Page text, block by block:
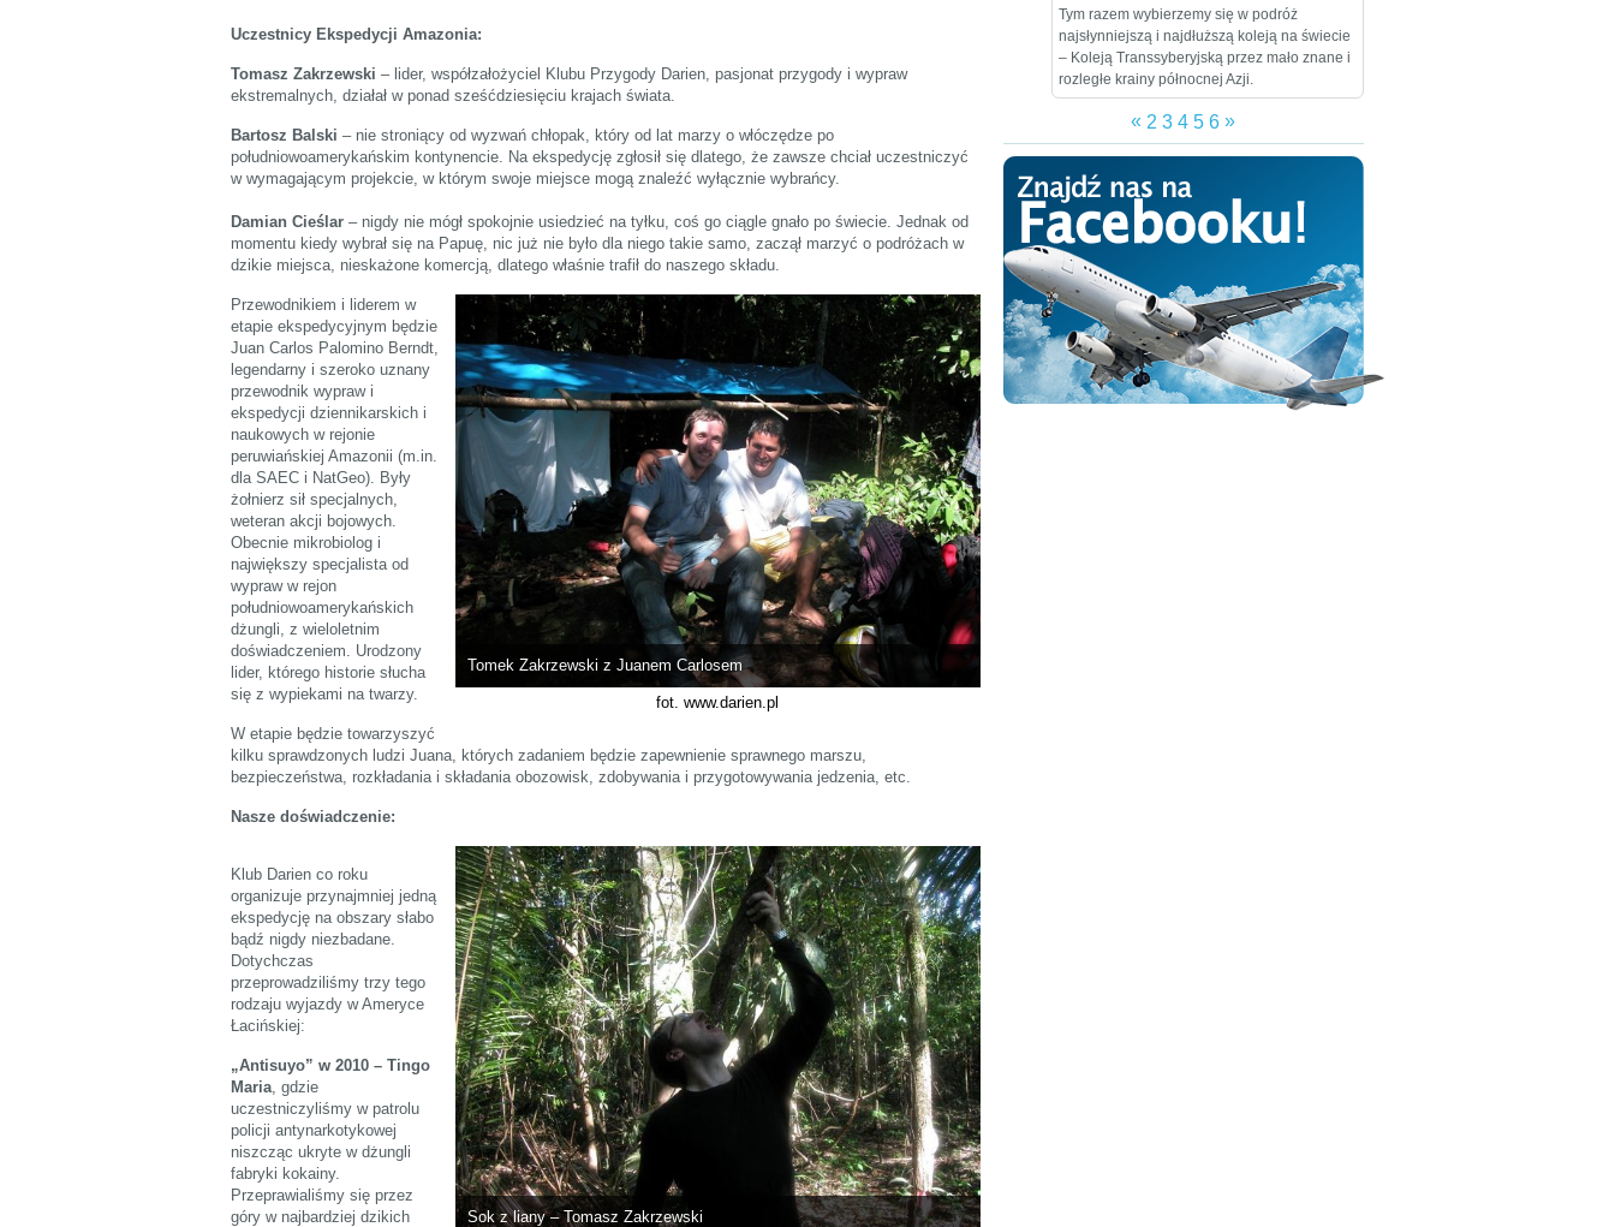
Uczestnicy Ekspedycji Amazonia:
Tomasz Zakrzewski – lider, współzałożyciel Klubu Przygody Darien, pasjonat przygody i wypraw
ekstremalnych, działał w ponad sześćdziesięciu krajach świata.
Bartosz Balski – nie stroniący od wyzwań chłopak, który od lat marzy o włóczędze po
południowoamerykańskim kontynencie. Na ekspedycję zgłosił się dlatego, że zawsze chciał uczestniczyć
w wymagającym projekcie, w którym swoje miejsce mogą znaleźć wyłącznie wybrańcy.
Damian Cieślar – nigdy nie mógł spokojnie usiedzieć na tyłku, coś go ciągle gnało po świecie. Jednak od
momentu kiedy wybrał się na Papuę, nic już nie było dla niego takie samo, zaczął marzyć o podróżach w
dzikie miejsca, nieskażone komercją, dlatego właśnie trafił do naszego składu.
Tomek Zakrzewski z Juanem Carlosem
fot. www.darien.pl
Przewodnikiem i liderem w
etapie ekspedycyjnym będzie
Juan Carlos Palomino Berndt,
legendarny i szeroko uznany
przewodnik wypraw i
ekspedycji dziennikarskich i
naukowych w rejonie
peruwiańskiej Amazonii (m.in.
dla SAEC i NatGeo). Były
żołnierz sił specjalnych,
weteran akcji bojowych.
Obecnie mikrobiolog i
największy specjalista od
wypraw w rejon
południowoamerykańskich
dżungli, z wieloletnim
doświadczeniem. Urodzony
lider, którego historie słucha
się z wypiekami na twarzy.
W etapie będzie towarzyszyć
kilku sprawdzonych ludzi Juana, których zadaniem będzie zapewnienie sprawnego marszu,
bezpieczeństwa, rozkładania i składania obozowisk, zdobywania i przygotowywania jedzenia, etc.
Nasze doświadczenie:
Sok z liany – Tomasz Zakrzewski
Klub Darien co roku
organizuje przynajmniej jedną
ekspedycję na obszary słabo
bądź nigdy niezbadane.
Dotychczas
przeprowadziliśmy trzy tego
rodzaju wyjazdy w Ameryce
Łacińskiej:
„Antisuyo” w 2010 – Tingo
Maria , gdzie
uczestniczyliśmy w patrolu
policji antynarkotykowej
niszcząc ukryte w dżungli
fabryki kokainy.
Przeprawialiśmy się przez
góry w najbardziej dzikich
Tym razem wybierzemy się w podróż
najsłynniejszą i najdłuższą koleją na świecie
– Koleją Transsyberyjską przez mało znane i
rozległe krainy północnej Azji.
« 2 3 4 5 6 »